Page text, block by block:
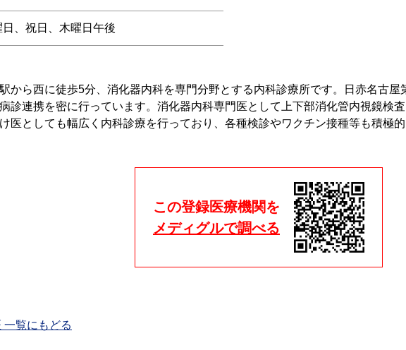
日、祝日、木曜日午後
から西に徒歩5分、消化器内科を専門分野とする内科診療所です。日赤名古
診連携を密に行っています。消化器内科専門医として上下部消化管内視鏡検
医としても幅広く内科診療を行っており、各種検診やワクチン接種等も積極的
この登録医療機関を
メディグルで調べる
一覧にもどる